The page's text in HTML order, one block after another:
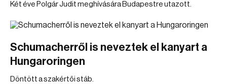
Két éve Polgár Judit meghívására Budapestre utazott.
Schumacherről is neveztek el kanyart a
Hungaroringen
Döntött a szakértői stáb.